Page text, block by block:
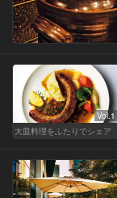
Vol.1
大皿料理をふたりでシェア